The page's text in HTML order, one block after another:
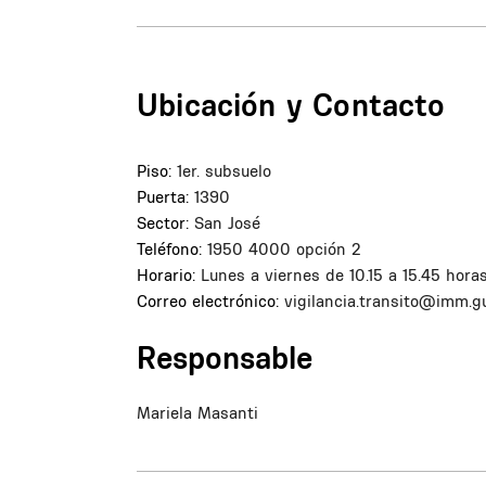
Ubicación y Contacto
Piso: 1er. subsuelo
Puerta: 1390
Sector: San José
Teléfono: 1950 4000 opción 2
Horario: Lunes a viernes de 10.15 a 15.45 horas
Correo electrónico:
Responsable
Mariela Masanti